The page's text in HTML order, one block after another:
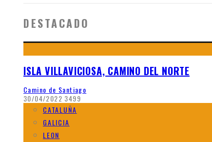
DESTACADO
ISLA VILLAVICIOSA, CAMINO DEL NORTE
Camino de Santiago
30/04/2022 3499
CATALUÑA
GALICIA
LEON